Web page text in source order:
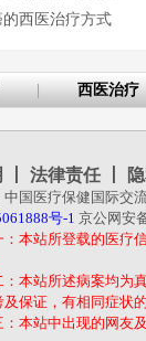
的西医治疗方式
西医治疗
法律责任
中国医疗保健国际交
号-1 京公网安
：本站所登载的医疗
：本站所述病案均为
及保证，有相同症状
：本站中出现的网友